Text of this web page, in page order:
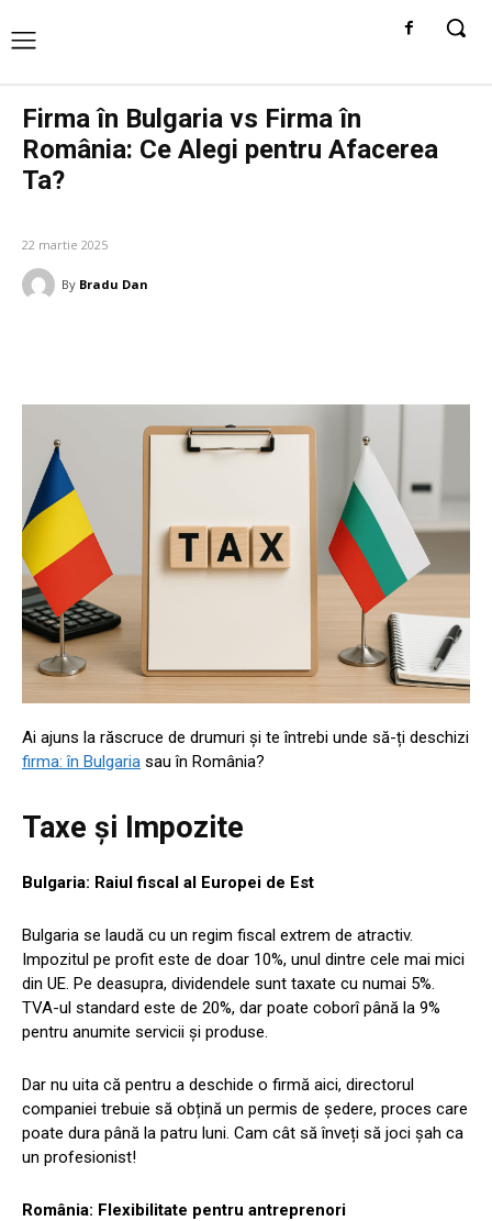
Firma în Bulgaria vs Firma în
România: Ce Alegi pentru Afacerea
Ta?
22 martie 2025
By Bradu Dan
Ai ajuns la răscruce de drumuri și te întrebi unde să-ți deschizi
firma: în Bulgaria sau în România?
Taxe și Impozite
Bulgaria: Raiul fiscal al Europei de Est
Bulgaria se laudă cu un regim fiscal extrem de atractiv.
Impozitul pe profit este de doar 10%, unul dintre cele mai mici
din UE. Pe deasupra, dividendele sunt taxate cu numai 5%.
TVA-ul standard este de 20%, dar poate coborî până la 9%
pentru anumite servicii și produse.
Dar nu uita că pentru a deschide o firmă aici, directorul
companiei trebuie să obțină un permis de ședere, proces care
poate dura până la patru luni. Cam cât să înveți să joci șah ca
un profesionist!
România: Flexibilitate pentru antreprenori